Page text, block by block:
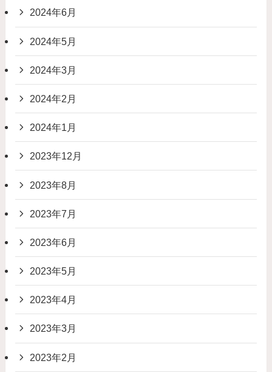
2024年6月
2024年5月
2024年3月
2024年2月
2024年1月
2023年12月
2023年8月
2023年7月
2023年6月
2023年5月
2023年4月
2023年3月
2023年2月